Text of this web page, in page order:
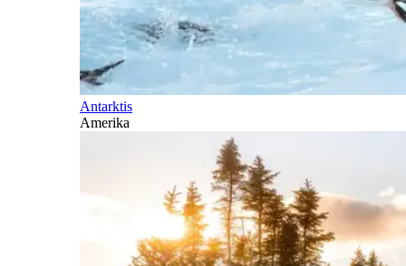
Antarktis
Amerika